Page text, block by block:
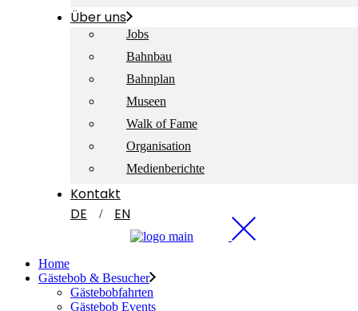
Über uns
Jobs
Bahnbau
Bahnplan
Museen
Walk of Fame
Organisation
Medienberichte
Kontakt
DE
EN
Home
Gästebob & Besucher
Gästebobfahrten
Gästebob Events